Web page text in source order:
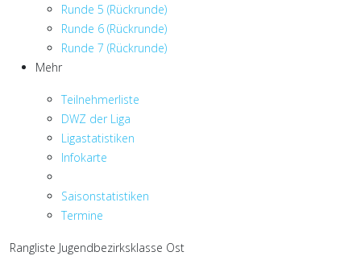
Runde 5 (Rückrunde)
Runde 6 (Rückrunde)
Runde 7 (Rückrunde)
Mehr
Teilnehmerliste
DWZ der Liga
Ligastatistiken
Infokarte
Saisonstatistiken
Termine
Rangliste Jugendbezirksklasse Ost